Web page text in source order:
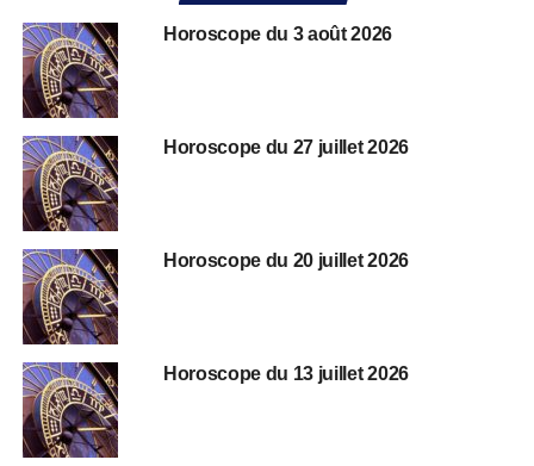
Horoscope du 3 août 2026
Horoscope du 27 juillet 2026
Horoscope du 20 juillet 2026
Horoscope du 13 juillet 2026